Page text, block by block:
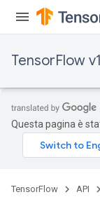
TensorFlow
Questa pagina è
TensorFlow API